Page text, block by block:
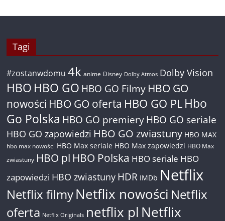
Tagi
#zostanwdomu 4k anime Disney Dolby Atmos Dolby Vision
HBO HBO GO HBO GO Filmy HBO GO
nowości HBO GO oferta HBO GO PL Hbo
Go Polska HBO GO premiery HBO GO seriale
HBO GO zapowiedzi HBO GO zwiastuny HBO MAX
hbo max nowości HBO Max seriale HBO Max zapowiedzi HBO Max
zwiastuny HBO pl HBO Polska HBO seriale HBO
zapowiedzi HBO zwiastuny HDR IMDb Netflix
Netflix filmyNetflix nowości Netflix
oferta Netflix Originals netflix pl Netflix